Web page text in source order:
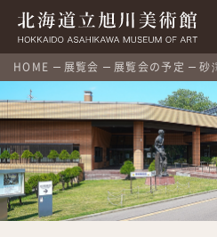
HOME 展覧会 展覧会の予定 砂